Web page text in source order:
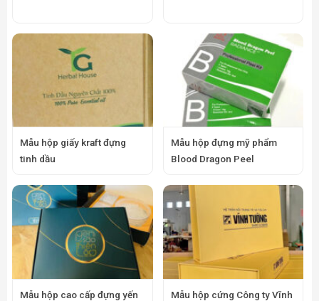
Mẫu hộp giấy kraft đựng
tinh dầu
Mẫu hộp đựng mỹ phẩm
Blood Dragon Peel
Mẫu hộp cao cấp đựng yến
Mẫu hộp cứng Công ty Vĩnh